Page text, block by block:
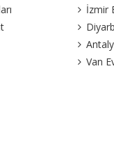
İzmir
Van